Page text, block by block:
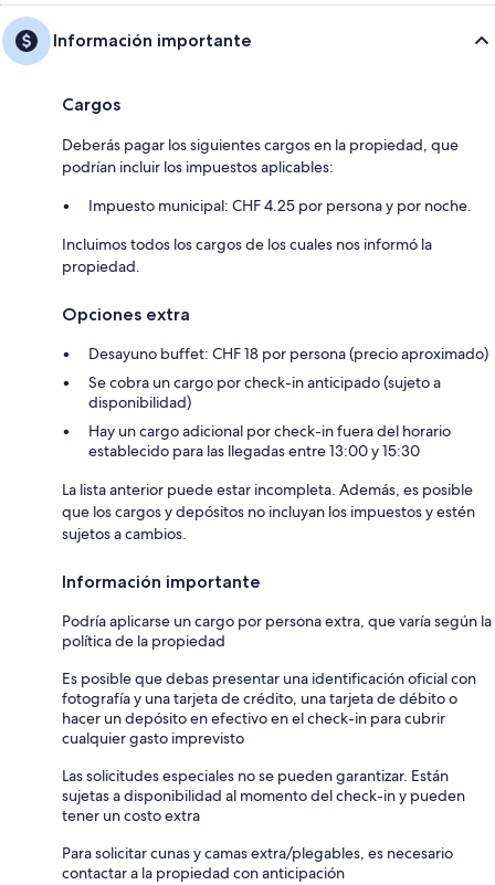
Información importante
Cargos
Deberás pagar los siguientes cargos en la propiedad, que
podrían incluir los impuestos aplicables:
Impuesto municipal: CHF 4.25 por persona y por noche.
Incluimos todos los cargos de los cuales nos informó la
propiedad.
Opciones extra
Desayuno buffet: CHF 18 por persona (precio aproximado)
Se cobra un cargo por check-in anticipado (sujeto a
disponibilidad)
Hay un cargo adicional por check-in fuera del horario
establecido para las llegadas entre 13:00 y 15:30
La lista anterior puede estar incompleta. Además, es posible
que los cargos y depósitos no incluyan los impuestos y estén
sujetos a cambios.
Información importante
Podría aplicarse un cargo por persona extra, que varía según la
política de la propiedad
Es posible que debas presentar una identificación oficial con
fotografía y una tarjeta de crédito, una tarjeta de débito o
hacer un depósito en efectivo en el check-in para cubrir
cualquier gasto imprevisto
Las solicitudes especiales no se pueden garantizar. Están
sujetas a disponibilidad al momento del check-in y pueden
tener un costo extra
Para solicitar cunas y camas extra/plegables, es necesario
contactar a la propiedad con anticipación